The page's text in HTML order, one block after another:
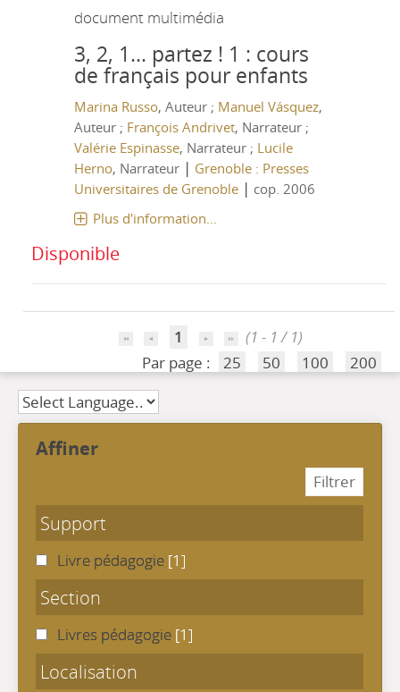
document multimédia
3, 2, 1... partez ! 1 : cours
de français pour enfants
Marina Russo, Auteur ; Manuel Vásquez,
Auteur ; François Andrivet, Narrateur ;
Valérie Espinasse, Narrateur ; Lucile
Herno, Narrateur | Grenoble : Presses
Universitaires de Grenoble| cop. 2006
Plus d'information...
Disponible
1
(1 - 1 / 1)
Par page :
25 50 100 200
affiner
Support
Livre pédagogie [1]
Section
Livres pédagogie [1]
Localisation